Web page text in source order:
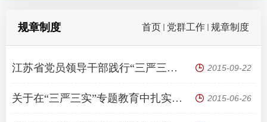
首页 党群工作 规章制度
规章制度
江苏省党员领导干部践行“三严三实”三十条行为规范 2015-09-22
关于在“三严三实”专题教育中扎实开展专题学习研讨的通知 2015-06-26